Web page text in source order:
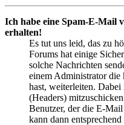
Ich habe eine Spam-E-Mail
erhalten!
Es tut uns leid, das zu
Forums hat einige
solche Nachrichten
einem Administrator
hast, weiterleiten.
(Headers)
Benutzer, der die E-
kann dann entsprechend